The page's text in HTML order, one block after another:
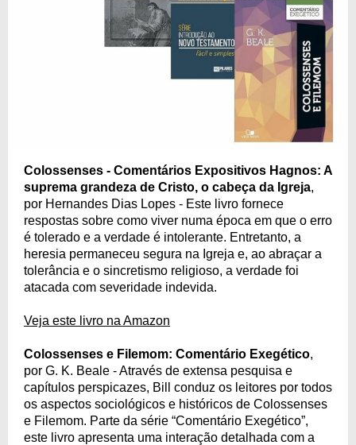
Colossenses - Comentários Expositivos Hagnos: A
suprema grandeza de Cristo, o cabeça da Igreja,
por Hernandes Dias Lopes - Este livro fornece
respostas sobre como viver numa época em que o erro
é tolerado e a verdade é intolerante. Entretanto, a
heresia permaneceu segura na Igreja e, ao abraçar a
tolerância e o sincretismo religioso, a verdade foi
atacada com severidade indevida.
Veja este livro na Amazon
Colossenses e Filemom: Comentário Exegético,
por G. K. Beale - Através de extensa pesquisa e
capítulos perspicazes, Bill conduz os leitores por todos
os aspectos sociológicos e históricos de Colossenses
e Filemom. Parte da série “Comentário Exegético”,
este livro apresenta uma interação detalhada com a